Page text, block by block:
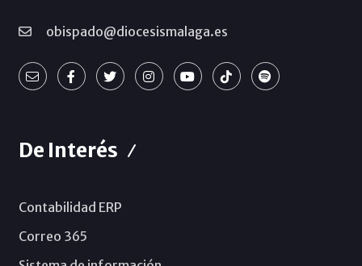
obispado@diocesismalaga.es
De Interés
Contabilidad ERP
Correo 365